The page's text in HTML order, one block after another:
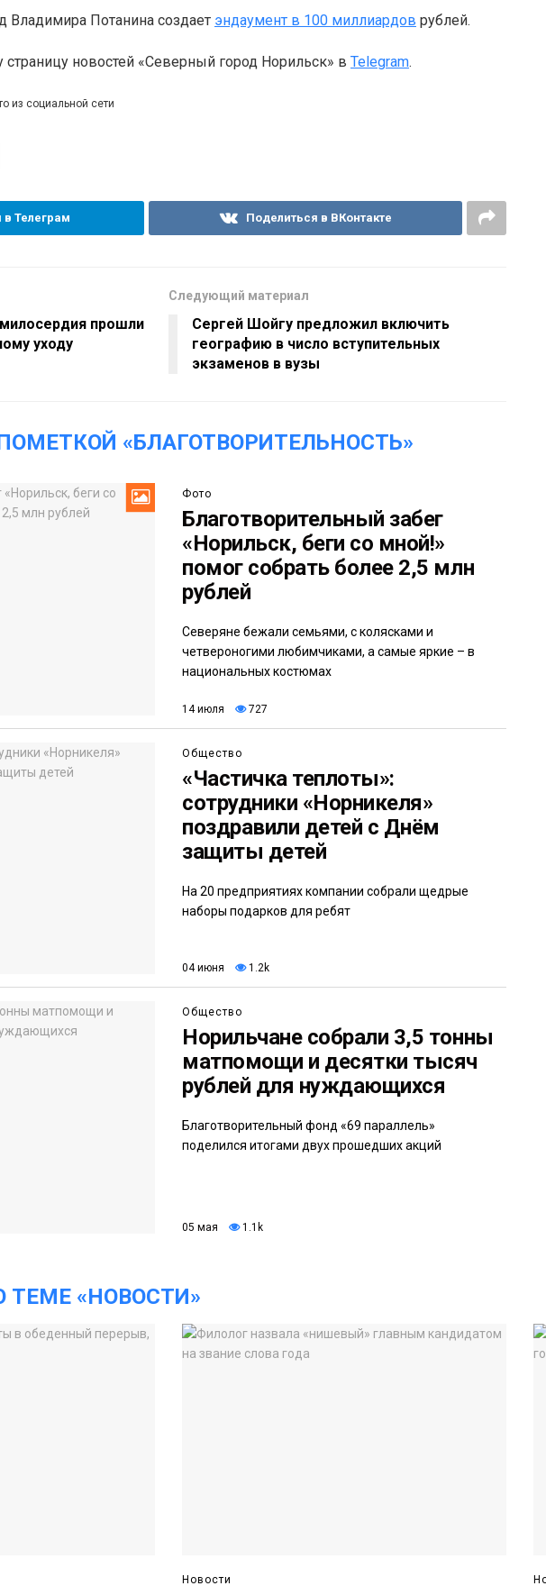
Владимира Потанина создает эндаумент в 100 миллиардов рублей.
новостей «Северный город Норильск» в Telegram.
из социальной сети
в Телеграм Поделиться в ВКонтакте
прошли
уходу
Следующий материал
Сергей Шойгу предложил включить
географию в число вступительных
экзаменов в вузы
«БЛАГОТВОРИТЕЛЬНОСТЬ»
Фото
Благотворительный забег
«Норильск, беги со мной!»
помог собрать более 2,5 млн
рублей
Северяне бежали семьями, с колясками и
четвероногими любимчиками, а самые яркие – в
национальных костюмах
14 июля 727
Общество
«Частичка теплоты»:
сотрудники «Норникеля»
поздравили детей с Днём
защиты детей
На 20 предприятиях компании собрали щедрые
наборы подарков для ребят
04 июня 1.2k
Общество
Норильчане собрали 3,5 тонны
матпомощи и десятки тысяч
рублей для нуждающихся
Благотворительный фонд «69 параллель»
поделился итогами двух прошедших акций
05 мая 1.1k
«НОВОСТИ»
Новости